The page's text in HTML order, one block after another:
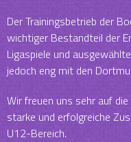
Der Trainingsbetrieb der
wichtiger Bestandteil der
Ligaspiele und
jedoch eng mit den
Wir freuen uns sehr auf
starke und erfolgreiche
U12-Bereich.